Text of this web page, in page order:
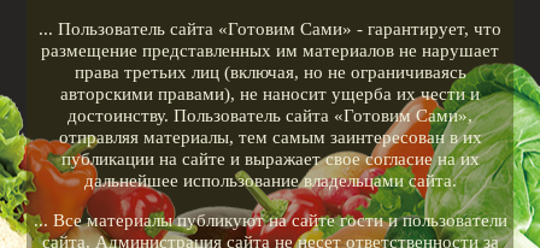
... Пользователь сайта «Готовим Сами» - гарантирует, что
размещение представленных им материалов не нарушает
права третьих лиц (включая, но не ограничиваясь
авторскими правами), не наносит ущерба их чести и
достоинству. Пользователь сайта «Готовим Сами»,
отправляя материалы, тем самым заинтересован в их
публикации на сайте и выражает свое согласие на их
дальнейшее использование владельцами сайта.
... Все материалы публикуют на сайте гости и пользователи
сайта. Администрация сайта не несет ответственности за